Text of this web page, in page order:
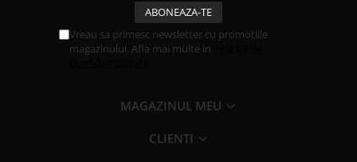
Vreau sa primesc newsletter cu promotiile
magazinului. Afla mai multe in
MAGAZINUL MEU
CLIENTI